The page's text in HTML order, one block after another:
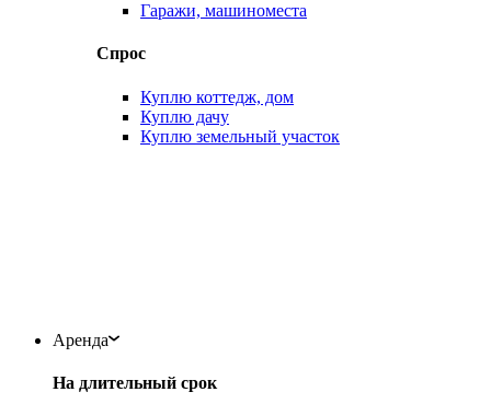
Гаражи, машиноместа
Спрос
Куплю коттедж, дом
Куплю дачу
Куплю земельный участок
Аренда
На длительный срок